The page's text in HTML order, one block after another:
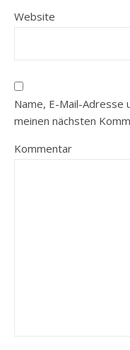
Website
Name, E-Mail-
meinen nächsten
Kommentar